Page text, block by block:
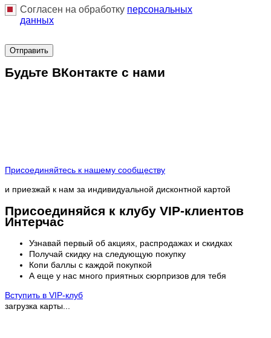
Согласен на обработку персональныx
данных
Отправить
Будьте ВКонтакте с нами
Присоединяйтесь к нашему сообществу
и приезжай к нам за индивидуальной дисконтной картой
Присоединяйся к клубу VIP-клиентов
Интерчас
Узнавай первый об акциях, распродажах и скидках
Получай скидку на следующую покупку
Копи баллы с каждой покупкой
А еще у нас много приятных сюрпризов для тебя
Вступить в VIP-клуб
загрузка карты...